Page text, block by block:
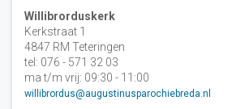
Willibrorduskerk
Kerkstraat 1
4847 RM Teteringen
tel: 076 - 571 32 03
ma t/m vrij: 09:30 - 11:00
willibrordus@augustinusparochiebreda.nl